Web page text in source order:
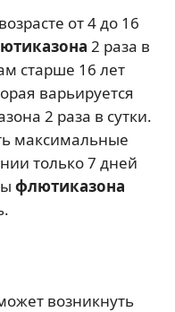
от 4 до 16
2 раза в
старше 16 лет
варьируется
2 раза в сутки.
максимальные
только 7 дней
флютиказона
возникнуть